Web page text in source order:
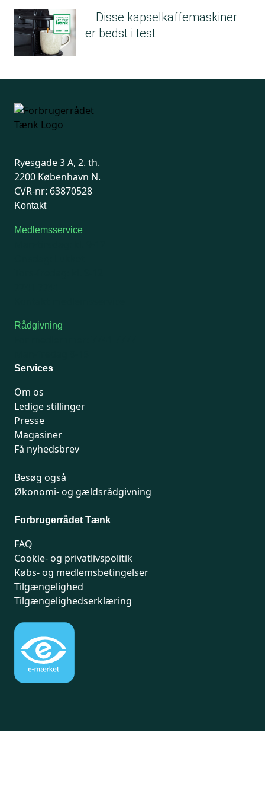
Disse kapselkaffemaskiner
er bedst i test
Ryesgade 3 A, 2. th.
2200 København N.
CVR-nr: 63870528
Kontakt
Medlemsservice
Rådgivning
Services
Om os
Ledige stillinger
Presse
Magasiner
Få nyhedsbrev
Besøg også
Økonomi- og gældsrådgivning
Forbrugerrådet Tænk
FAQ
Cookie- og privatlivspolitik
Købs- og medlemsbetingelser
Tilgængelighed
Tilgængelighedserklæring